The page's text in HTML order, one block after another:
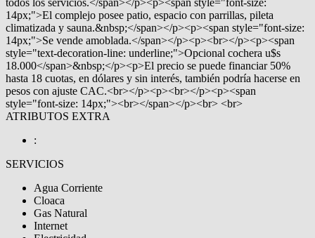
todos los servicios.</span></p><p><span style="font-size:
14px;">El complejo posee patio, espacio con parrillas, pileta
climatizada y sauna.&nbsp;</span></p><p><span style="font-size:
14px;">Se vende amoblada.</span></p><p><br></p><p><span
style="text-decoration-line: underline;">Opcional cochera u$s
18.000</span>&nbsp;</p><p>El precio se puede financiar 50%
hasta 18 cuotas, en dólares y sin interés, también podría hacerse en
pesos con ajuste CAC.<br></p><p><br></p><p><span
style="font-size: 14px;"><br></span></p><br> <br>
ATRIBUTOS EXTRA
:
SERVICIOS
Agua Corriente
Cloaca
Gas Natural
Internet